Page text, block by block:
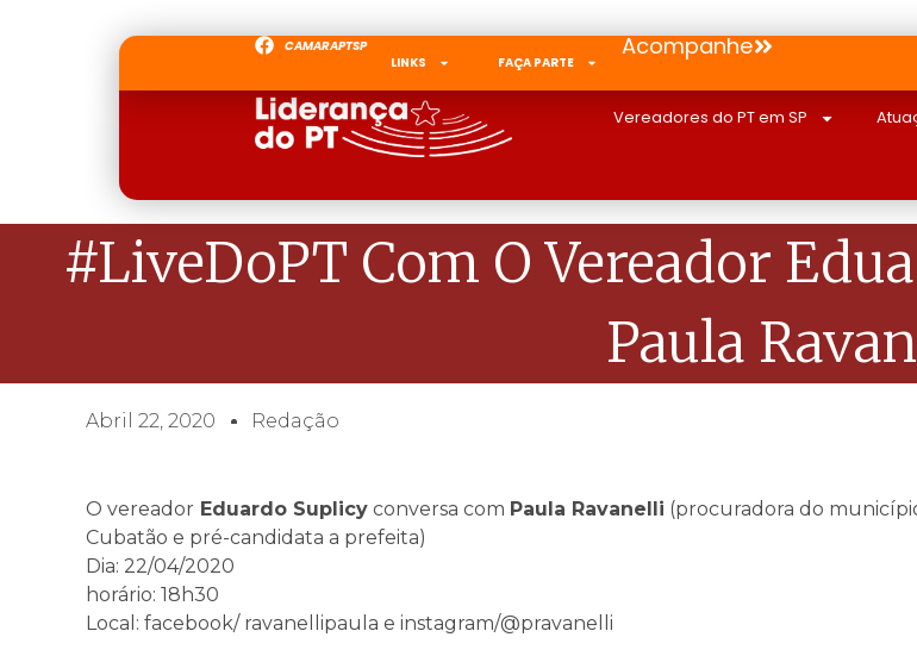
CAMARAPTSP
LINKS
FAÇA PARTE
Acompanhe
Vereadores do PT em SP
#LiveDoPT Com O Vereador
Paula
Abril 22, 2020 Redação
O vereador Eduardo Suplicy conversa com Paula Ravanelli (procuradora do
Cubatão e pré-candidata a prefeita)
Dia: 22/04/2020
horário: 18h30
Local: facebook/ ravanellipaula e instagram/@pravanelli